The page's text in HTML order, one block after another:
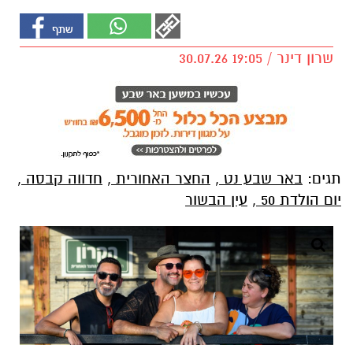
שרון דינר / 19:05 30.07.26
תגים: באר שבע נט , החצר האחורית , חדווה קבסה ,
יום הולדת 50
, עין הבשור